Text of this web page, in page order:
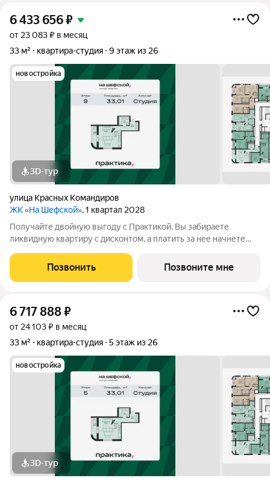
6 433 656₽
от 23 083 ₽ в месяц
33 м²
квартира-студия 9 этаж из 26
новостройка
3D-тур
улица Красных Командиров
ЖК «На Шефской», 1 квартал 2028
Получайте двойную выгоду с Практикой. Вы забираете
ликвидную квартиру с дисконтом, а платить за нее начнете
легкого старта. Кол-во квартир со скидкой ограничен.
Успевайте забрать Ваш выгодный
Позвонить Позвоните мне
6 717 888₽
от 24 103 ₽ в месяц
33 м²
квартира-студия 5 этаж из 26
новостройка
3D-тур